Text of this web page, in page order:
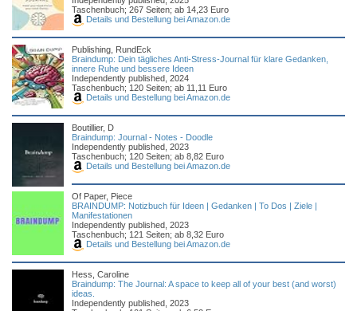
Taschenbuch; 267 Seiten; ab 14,23 Euro
Details und Bestellung bei Amazon.de
Publishing, RundEck
Braindump: Dein tägliches Anti-Stress-Journal für klare Gedanken,
innere Ruhe und bessere Ideen
Independently published, 2024
Taschenbuch; 120 Seiten; ab 11,11 Euro
Details und Bestellung bei Amazon.de
Boutillier, D
Braindump: Journal - Notes - Doodle
Independently published, 2023
Taschenbuch; 120 Seiten; ab 8,82 Euro
Details und Bestellung bei Amazon.de
Of Paper, Piece
BRAINDUMP: Notizbuch für Ideen | Gedanken | To Dos | Ziele |
Manifestationen
Independently published, 2023
Taschenbuch; 121 Seiten; ab 8,32 Euro
Details und Bestellung bei Amazon.de
Hess, Caroline
Braindump: The Journal: A space to keep all of your best (and worst)
ideas.
Independently published, 2023